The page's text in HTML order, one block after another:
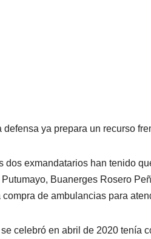
defensa ya prepara un recurso
dos exmandatarios han tenido
Buanerges Rosero
compra de ambulancias para
celebró en abril de 2020 tenía